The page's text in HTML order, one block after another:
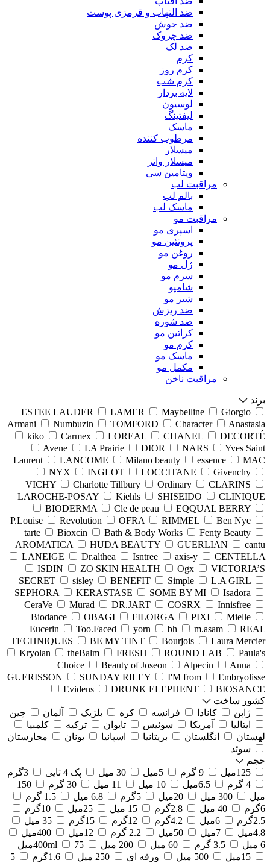
ضد التهاب و قرمزی پوست
‌ضد جوش
ضد چروک
ضد لک
کرم
کرم روز
کرم شب
لایه بردار
لوسیون
لیفتینگ
ماسک
مرطوب کننده
میسلار
میسلار واتر
ویتامین سی
مراقبت لب
بالم لب
ماسک لب
مراقبت مو
اسپری مو
پروتئین مو
روغن مو
ژل مو
سرم مو
شامپو
شیر مو
ضد ریزش
ضد شوره
کراتین مو
کرم مو
ماسک مو
مکمل مو
مراقبت ناخن
برند
ESTEE LAUDER
LAMER Maybelline
Giorgio
Armani
Numbuzin TOMFORD Character
Anastasia
kiko
Carmex LOREAL CHANEL
DECORTÉ
Avene
LA Prairie DIOR NARS
Yves Saint
Laurent
LANCOME Milano beauty essence
MAC
NYX
INGLOT LOCCITANE
Givenchy
VICHY
Charlotte Tillbury Ordinary
CLARINS
LAROCHE-POSAY
Kiehls SHISEIDO
CLINIQUE
BIODERMA
Cle de peau
EQQUAL BERRY
P.Louise
Revolution OFRA RIMMEL
Ben Nye
tarte
Bioxcin Bath & Body Works
Fenty Beauty
AROMATICA
HUDA BEAUTY GUERLIAN
cantu
LANEIGE
Dr.althea Isntree axis-y
CENTELLA
ISDIN
ZO SKIN HEALTH Ogx
VICTORIA’S
SECRET
sisley BENEFIT Simple
L.A GIRL
SEPHORA
KERASTASE SOME BY MI
Isadora
CeraVe
Murad DR.JART COSRX
Innisfree
Biodance
OBAGI FILORGA PIXI
Mielle
Eucerin
Too.Faced yorn bh m.asam
REAL
TECHNIQUES
BE MY TINT Bourjois
Laura Mercier
Kryolan
theBalm FRESH ROUND LAB
Paula's
Choice
Beauty of Joseon Alpecin
Anua
GUERISSON
SUNDAY RILEY I'M from
Embryolisse
Evidens
DRUNK ELEPHENT
BIOSANCE
کشور ساخت
ژاپن
کانادا فرانسه کره بلژیک آلمان
چین
ایتالیا
آمریکا سوئیس تایوان ترکیه
کلمبیا
لهستان
انگلستان بریتانیا اسپانیا یونان
مجارستان
سوئد
حجم
125میل
9 گرم 5میل 30 میل پک 4 تایی
3گرم
4 گرم
6.5میل 10 میل 11 میل 30 گرم
150
میل
300 میل 20میل 5گرم 6.8 میل
1.5 گرم
6گرم
40 میل 2.8گرم 15 میل 25میل
10گرم
2.5گرم
6میل 4.2گرم 12گرم 15گرم
35 میل
4.8میل
7میل 50میل 2.2 گرم 12میل
400میل
6 میل
3.5 گرم 60 میل 200 میل 400ml
75میل
15میل
500 میل ورقه ای 250 میل 1.6گرم
5